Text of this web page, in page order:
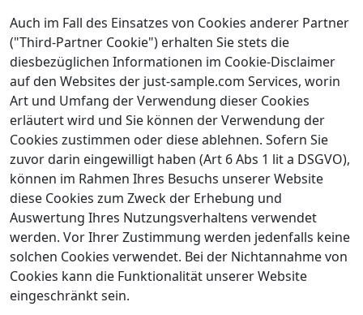
Auch im Fall des Einsatzes von Cookies anderer Partner
("Third-Partner Cookie") erhalten Sie stets die
diesbezüglichen Informationen im Cookie-Disclaimer
auf den Websites der just-sample.com Services, worin
Art und Umfang der Verwendung dieser Cookies
erläutert wird und Sie können der Verwendung der
Cookies zustimmen oder diese ablehnen. Sofern Sie
zuvor darin eingewilligt haben (Art 6 Abs 1 lit a DSGVO),
können im Rahmen Ihres Besuchs unserer Website
diese Cookies zum Zweck der Erhebung und
Auswertung Ihres Nutzungsverhaltens verwendet
werden. Vor Ihrer Zustimmung werden jedenfalls keine
solchen Cookies verwendet. Bei der Nichtannahme von
Cookies kann die Funktionalität unserer Website
eingeschränkt sein.